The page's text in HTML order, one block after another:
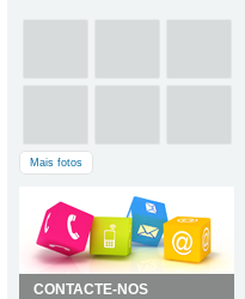
Mais fotos
CONTACTE-NOS